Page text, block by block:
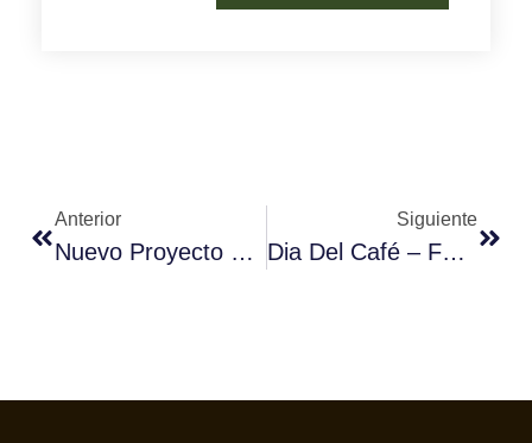
Anterior
Nuevo Proyecto Para Crear Té De Pulpa De Café Y Reutilizar El Agua
Siguiente
Dia Del Café – Federación Española Del Café En El Casino De Madrid